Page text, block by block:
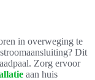
in overweging te
Dit
Zorg ervoor
aan huis